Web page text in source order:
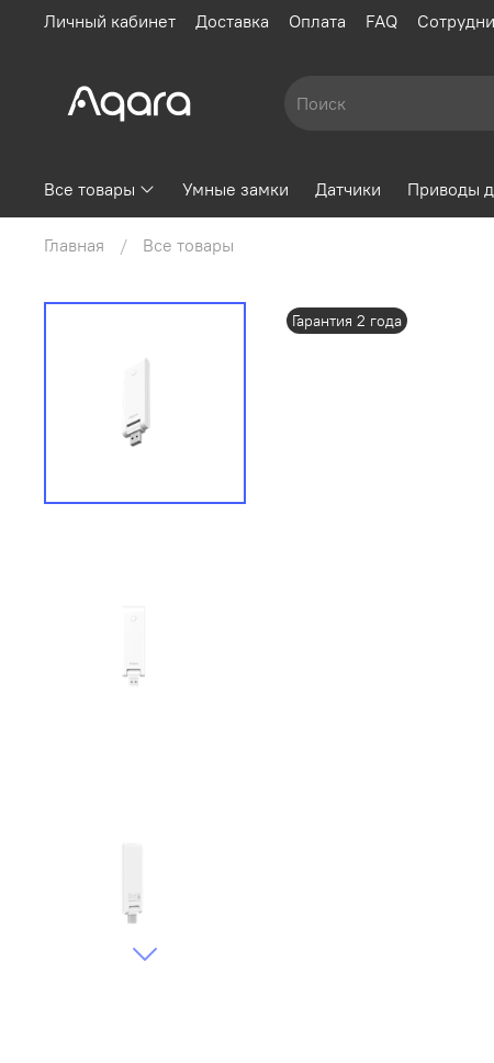
Личный кабинет Доставка Оплата FAQ
Все товары Умные замки Датчики Приводы
Главная Все товары
Гарантия 2 года